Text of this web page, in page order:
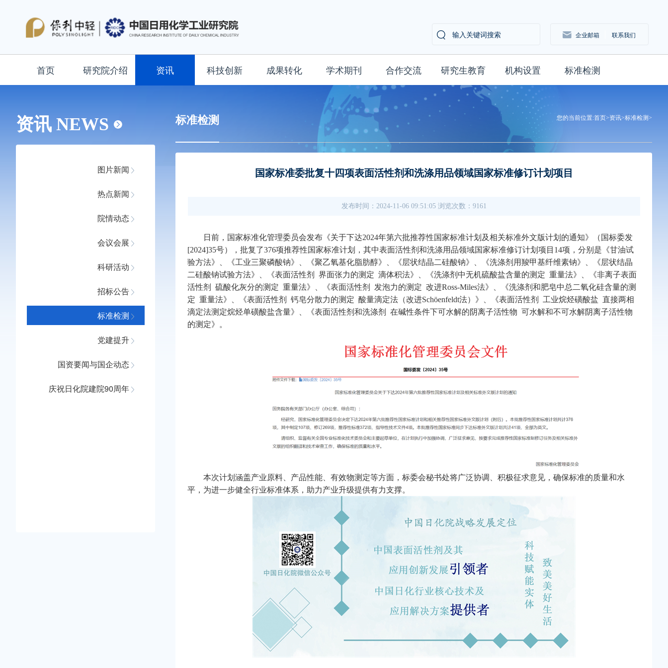
企业邮箱 联系我们
首页 研究院介绍 资讯 科技创新 成果转化 学术期刊 合作交流 研究生教育 机构设置 标准检测
资讯 NEWS
图片新闻
热点新闻
院情动态
会议会展
科研活动
招标公告
标准检测
党建提升
国资要闻与国企动态
庆祝日化院建院90周年
标准检测 您的当前位置:首页>资讯>标准检测>
国家标准委批复十四项表面活性剂和洗涤用品领域国家标准修订计划项目
发布时间：2024-11-06 09:51:05 浏览次数：9161
日前，国家标准化管理委员会发布《关于下达2024年第六批推荐性国家标准计划及相关标准外文版计划的通知》（国标委发
[2024]35号），批复了376项推荐性国家标准计划，其中表面活性剂和洗涤用品领域国家标准修订计划项目14项，分别是《甘油试
验方法》、《工业三聚磷酸钠》、《聚乙氧基化脂肪醇》、《层状结晶二硅酸钠》、《洗涤剂用羧甲基纤维素钠》、《层状结晶
二硅酸钠试验方法》、《表面活性剂 界面张力的测定 滴体积法》、《洗涤剂中无机硫酸盐含量的测定 重量法》、《非离子表面
活性剂 硫酸化灰分的测定 重量法》、《表面活性剂 发泡力的测定 改进Ross-Miles法》、《洗涤剂和肥皂中总二氧化硅含量的测
定 重量法》、《表面活性剂 钙皂分散力的测定 酸量滴定法（改进Schöenfeldt法）》、《表面活性剂 工业烷烃磺酸盐 直接两相
滴定法测定烷烃单磺酸盐含量》、《表面活性剂和洗涤剂 在碱性条件下可水解的阴离子活性物 可水解和不可水解阴离子活性物
的测定》。
本次计划涵盖产业原料、产品性能、有效物测定等方面，标委会秘书处将广泛协调、积极征求意见，确保标准的质量和水
平，为进一步健全行业标准体系，助力产业升级提供有力支撑。